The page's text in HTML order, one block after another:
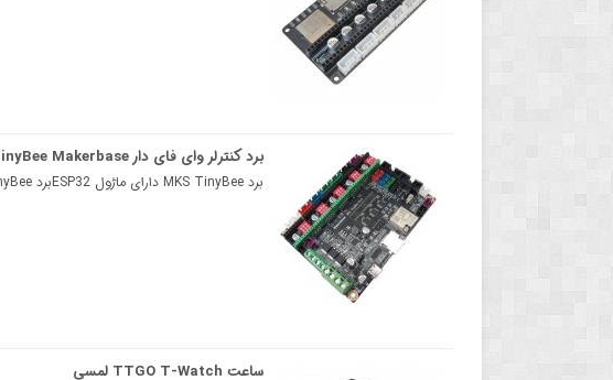
برد کنترلر وای فای دار MKS TinyBee Makerbase دارای چیپ ESP32
برد MKS TinyBee دارای ماژول ESP32برد MKS TinyBee از محصولات Makerbase است و دارای چیپ وای فای ESP32 ..
ساعت TTGO T-Watch لمسی